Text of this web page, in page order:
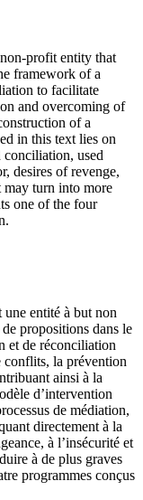
profit entity that
framework of a
to facilitate
and overcoming of
of a
in this text lies on
conciliation, used
desires of revenge,
may turn into more
one of the four
entité à but non
propositions dans le
et de réconciliation
la prévention
ainsi à la
d’intervention
de médiation,
directement à la
à l’insécurité et
à de plus graves
programmes conçus